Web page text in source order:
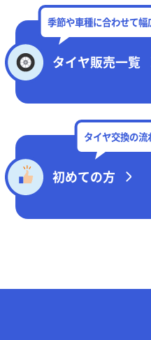
季節や車種に合わせて幅
タイヤ販売一覧
タイヤ交換の流
初めての方